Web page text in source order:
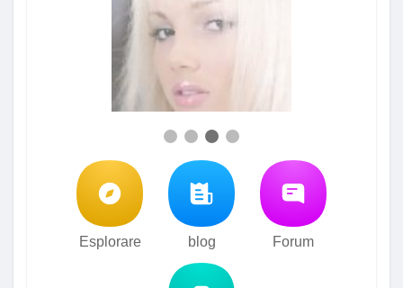
Esplorare blog Forum